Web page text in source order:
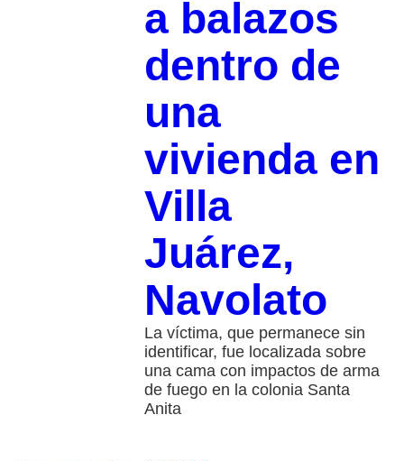
a balazos
dentro de
una
vivienda en
Villa
Juárez,
Navolato
La víctima, que permanece sin
identificar, fue localizada sobre
una cama con impactos de arma
de fuego en la colonia Santa
Anita